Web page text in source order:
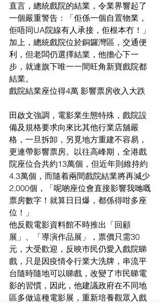
直言，總統戲院的結業，令業界響起了
一個嚴重警告：「佢係一個自置物業，
佢唔同UA院線有人承接，佢根本冇！」
加上，總統戲院位於銅鑼灣區，交通便
利，但老闆仍選擇結業，他擔心下一
步，就連旗下唯一一間旺角新寶戲院都
結業。
戲院結業座位得4萬 影響票房收入大跌
田啟文強調，電影業生態特殊，戲院設
備及規格要求向來比其他行業店舖嚴
格，一旦拆卸，另覓地方重建不容易，
更連帶影響票房。以往高峰期，全港戲
院座位合共約13萬個，但近年則維持約
4.3萬個，而隨着兩間戲院結業將再減少
2,000個，「呢啲座位會直接影響我哋嘅
票房數字！就算日日爆，都係得咁多座
位！」
他反觀電影資料館不時推出「回顧
展」、「導演作品展」，票價只需30
元，大受歡迎，反映巿民仍愛入戲院睇
戲，只是因疫情令行業大洗牌，串流平
台隨時隨地可以睇戲，改變了巿民睇電
影的習慣，因此，他建議政府在不同地
區多做這種電影展，重新培養觀眾入戲